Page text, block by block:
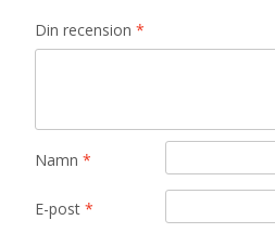
Din recension *
Namn *
E-post *